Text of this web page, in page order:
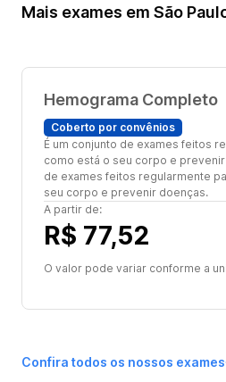
Mais exames em São
Hemograma Completo
Coberto por convênios
É um conjunto de exames feitos
como está o seu corpo e
de exames feitos regularmente
seu corpo e prevenir doenças.
A partir de:
R$ 77,52
O valor pode variar conforme a
Confira todos os nossos exames